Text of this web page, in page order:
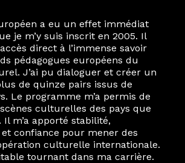
a eu un effet immédiat
je m’y suis inscrit en 2005. Il
direct à l’immense savoir
pédagogues européens du
J’ai pu dialoguer et créer un
de quinze pairs issus de
Le programme m’a permis de
culturelles des pays que
Il m’a apporté stabilité,
confiance pour mener des
culturelle internationale.
tournant dans ma carrière.